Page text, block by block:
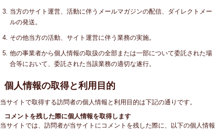
当方のサイト運営、活動に伴うメールマガジンの配信、ダイレクトメー
ルの発送。
その他当方の活動、サイト運営に伴う業務の実施。
他の事業者から個人情報の取扱の全部または一部について委託された場
合等において、委託された当該業務の適切な遂行。
個人情報の取得と利用目的
当サイトで取得する訪問者の個人情報と利用目的は下記の通りです。
コメントを残した際に個人情報を取得します
当サイトでは、訪問者が当サイトにコメントを残した際に、以下の個人情報